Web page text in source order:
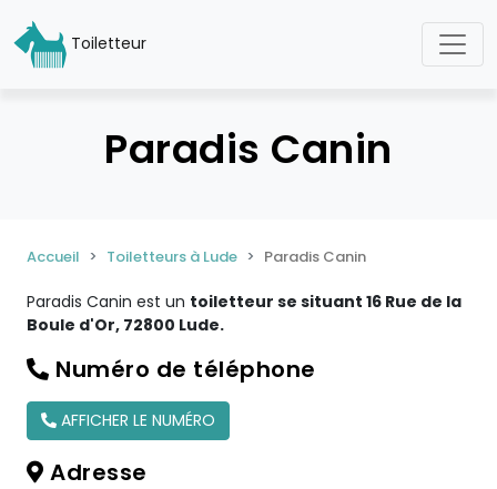
Toiletteur
Paradis Canin
Accueil Toiletteurs à Lude Paradis Canin
Paradis Canin est un toiletteur se situant 16 Rue de la
Boule d'Or, 72800 Lude.
Numéro de téléphone
AFFICHER LE NUMÉRO
Adresse